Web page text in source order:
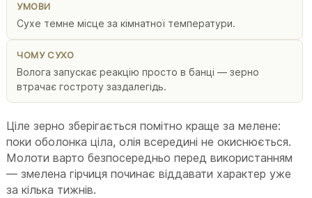
УМОВИ
Сухе темне місце за кімнатної температури.
ЧОМУ СУХО
Волога запускає реакцію просто в банці — зерно
втрачає гостроту заздалегідь.
Ціле зерно зберігається помітно краще за мелене:
поки оболонка ціла, олія всередині не окиснюється.
Молоти варто безпосередньо перед використанням
— змелена гірчиця починає віддавати характер уже
за кілька тижнів.